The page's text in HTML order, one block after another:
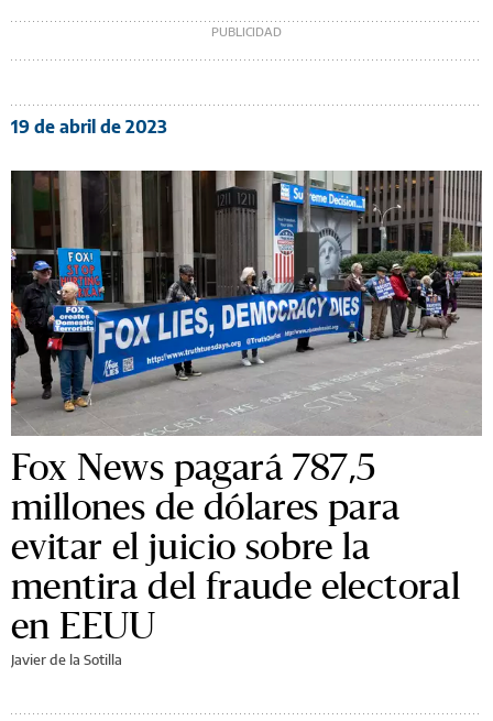
19 de abril de 2023
Fox News pagará 787,5
millones de dólares para
evitar el juicio sobre la
mentira del fraude electoral
en EEUU
Javier de la Sotilla